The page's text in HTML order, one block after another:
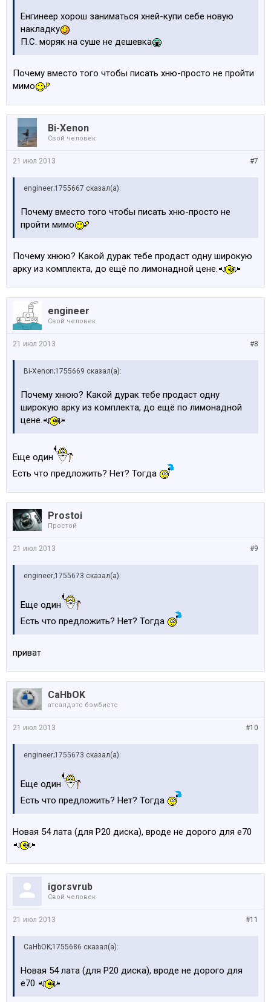
Енгинеер хорош заниматься хней-купи себе новую
накладку
П.С. моряк на суше не дешевка
Почему вместо того чтобы писать хню-просто не пройти
мимо
Bi-Xenon
Свой человек
#7
21 июл 2013
engineer;1755667 сказал(а):
Почему вместо того чтобы писать хню-просто не
пройти мимо
Почему хнюю? Какой дурак тебе продаст одну широкую
арку из комплекта, до ещё по лимонадной цене.
engineer
Свой человек
#8
21 июл 2013
Bi-Xenon;1755669 сказал(а):
Почему хнюю? Какой дурак тебе продаст одну
широкую арку из комплекта, до ещё по лимонадной
цене.
Еще один
Есть что предложить? Нет? Тогда
Prostoi
Простой
#9
21 июл 2013
engineer;1755673 сказал(а):
Еще один
Есть что предложить? Нет? Тогда
приват
CaHbOK
атсалдэтс бэмбистс
#10
21 июл 2013
engineer;1755673 сказал(а):
Еще один
Есть что предложить? Нет? Тогда
Новая 54 лата (для Р20 диска), вроде не дорого для е70
igorsvrub
Свой человек
#11
21 июл 2013
CaHbOK;1755686 сказал(а):
Новая 54 лата (для Р20 диска), вроде не дорого для
е70